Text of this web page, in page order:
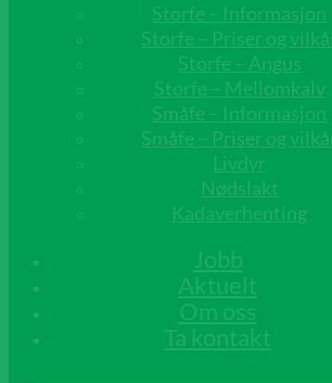
Storfe – Informasjon
Storfe – Priser og
Storfe – Angus
Storfe – Mellomkalv
Småfe – Informasjon
Småfe – Priser og
Livdyr
Nødslakt
Kadaverhenting
Jobb
Aktuelt
Om oss
Ta kontakt